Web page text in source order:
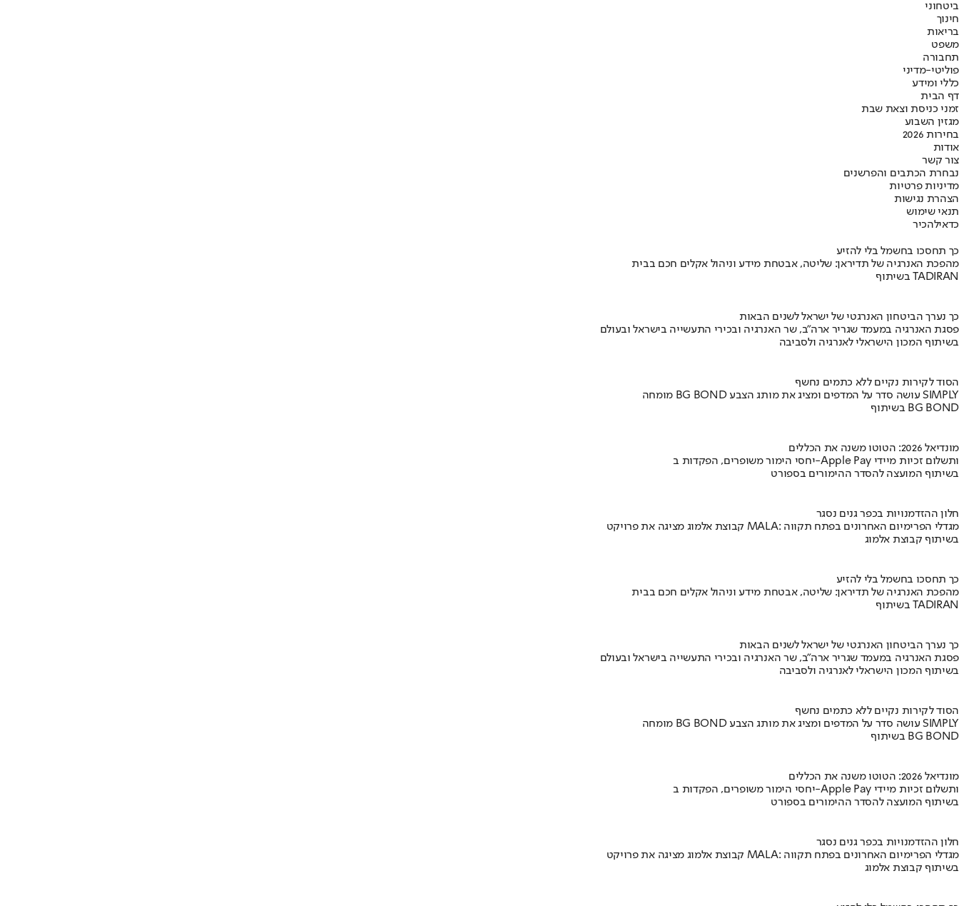
ביטחוני
חינוך
בריאות
משפט
תחבורה
פוליטי-מדיני
כללי ומידע
דף הבית
זמני כניסת וצאת שבת
מגזין השבוע
בחירות 2026
אודות
צור קשר
נבחרת הכתבים והפרשנים
מדיניות פרטיות
הצהרת נגישות
תנאי שימוש
כדאילהכיר
כך תחסכו בחשמל בלי להזיע
מהפכת האנרגיה של תדיראן: שליטה, אבטחת מידע וניהול אקלים חכם בבית
בשיתוף TADIRAN
כך נערך הביטחון האנרגטי של ישראל לשנים הבאות
פסגת האנרגיה במעמד שגריר ארה"ב, שר האנרגיה ובכירי התעשייה בישראל ובעולם
בשיתוף המכון הישראלי לאנרגיה ולסביבה
הסוד לקירות נקיים ללא כתמים נחשף
מומחה BG BOND עושה סדר על המדפים ומציג את מותג הצבע SIMPLY
בשיתוף BG BOND
מונדיאל 2026: הטוטו משנה את הכללים
יחסי הימור משופרים, הפקדות ב-Apple Pay ותשלום זכיות מיידי
בשיתוף המועצה להסדר ההימורים בספורט
חלון ההזדמנויות בכפר גנים נסגר
קבוצת אלמוג מציגה את פרויקט MALA: מגדלי הפרימיום האחרונים בפתח תקווה
בשיתוף קבוצת אלמוג
כך תחסכו בחשמל בלי להזיע
מהפכת האנרגיה של תדיראן: שליטה, אבטחת מידע וניהול אקלים חכם בבית
בשיתוף TADIRAN
כך נערך הביטחון האנרגטי של ישראל לשנים הבאות
פסגת האנרגיה במעמד שגריר ארה"ב, שר האנרגיה ובכירי התעשייה בישראל ובעולם
בשיתוף המכון הישראלי לאנרגיה ולסביבה
הסוד לקירות נקיים ללא כתמים נחשף
מומחה BG BOND עושה סדר על המדפים ומציג את מותג הצבע SIMPLY
בשיתוף BG BOND
מונדיאל 2026: הטוטו משנה את הכללים
יחסי הימור משופרים, הפקדות ב-Apple Pay ותשלום זכיות מיידי
בשיתוף המועצה להסדר ההימורים בספורט
חלון ההזדמנויות בכפר גנים נסגר
קבוצת אלמוג מציגה את פרויקט MALA: מגדלי הפרימיום האחרונים בפתח תקווה
בשיתוף קבוצת אלמוג